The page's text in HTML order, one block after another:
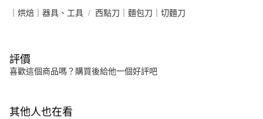
｜烘焙｜器具、工具 西點刀｜麵包刀｜切麵刀
評價
喜歡這個商品嗎？購買後給他一個好評吧
其他人也在看